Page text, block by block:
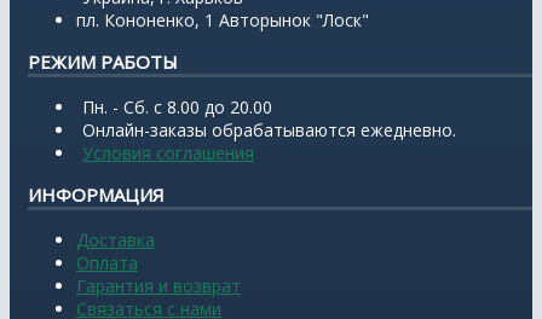
пл. Кононенко, 1 Авторынок "Лоск"
РЕЖИМ РАБОТЫ
Пн. - Сб. с 8.00 до 20.00
Онлайн-заказы обрабатываются ежедневно.
Условия соглашения
ИНФОРМАЦИЯ
Доставка
Оплата
Гарантия и возврат
Связаться с нами